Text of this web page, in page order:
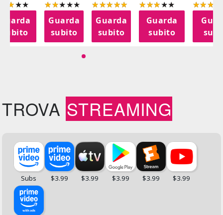
subito
Guarda
subito
Guarda
subito
Guarda
subito
TROVA STREAMING